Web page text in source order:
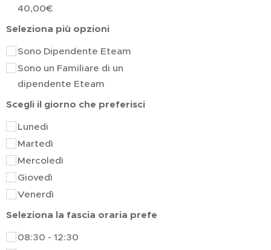
40,00€
Seleziona più opzioni
Sono Dipendente Eteam
Sono un Familiare di un
dipendente Eteam
Scegli il giorno che preferisci
Lunedi
Martedì
Mercoledì
Giovedì
Venerdì
Seleziona la fascia oraria prefe
08:30 - 12:30